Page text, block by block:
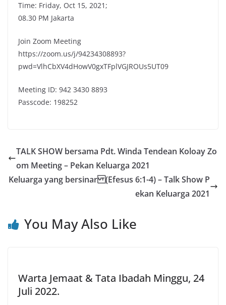
Time: Friday, Oct 15, 2021;
08.30 PM Jakarta
Join Zoom Meeting
https://zoom.us/j/94234308893?
pwd=VlhCbXV4dHowV0gxTFplVGJROUs5UT09
Meeting ID: 942 3430 8893
Passcode: 198252
TALK SHOW bersama Pdt. Winda Tendean Koloay Zo
om Meeting – Pekan Keluarga 2021
Keluarga yang bersinar (Efesus 6:1-4) – Talk Show P
ekan Keluarga 2021
You May Also Like
Warta Jemaat & Tata Ibadah Minggu, 24
Juli 2022.